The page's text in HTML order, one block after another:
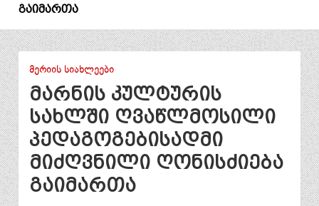
გაიმართა
ᲛᲔᲠᲘᲘᲡ ᲡᲘᲐᲮᲚᲔᲔᲑᲘ
მარნის კულტურის
სახლში ღვაწლმოსილი
პედაგოგებისადმი
მიძღვნილი ღონისძიება
გაიმართა